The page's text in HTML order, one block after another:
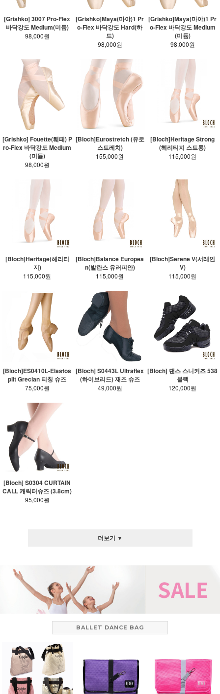
[Grishko] 3007 Pro-Flex
바닥강도 Medium(미듐)
98,000원
[Grishko]Maya(마야)1 Pr
o-Flex 바닥강도 Hard(하
드)
98,000원
[Grishko]Maya(마야)1 Pr
o-Flex 바닥강도 Medium
(미듐)
98,000원
[Grishko] Fouette(훼떼) P
ro-Flex 바닥강도 Medium
(미듐)
98,000원
[Bloch]Eurostretch (유로
스트레치)
155,000원
[Bloch]Heritage Strong
(헤리티지 스트롱)
115,000원
[Bloch]Heritage(헤리티
지)
115,000원
[Bloch]Balance Europea
n(발란스 유러피안)
115,000원
[Bloch]Serene V(서레인
V)
115,000원
[Bloch]ES0410L-Elastos
plit Grecian 티칭 슈즈
75,000원
[Bloch] S0443L Ultraflex
(하이브리드) 재즈 슈즈
49,000원
[Bloch] 댄스 스니커즈 538
블랙
120,000원
[Bloch] S0304 CURTAIN
CALL 캐릭터슈즈 (3.8cm)
95,000원
더보기 ▼
BALLET DANCE BAG